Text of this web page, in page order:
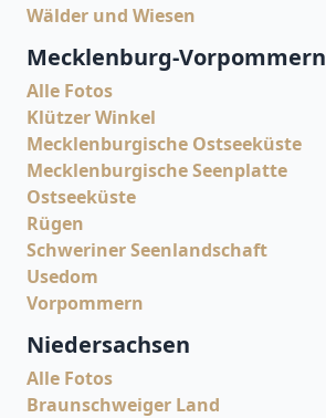
Wälder und Wiesen
Mecklenburg-Vorpommern
Alle Fotos
Klützer Winkel
Mecklenburgische Ostseeküste
Mecklenburgische Seenplatte
Ostseeküste
Rügen
Schweriner Seenlandschaft
Usedom
Vorpommern
Niedersachsen
Alle Fotos
Braunschweiger Land